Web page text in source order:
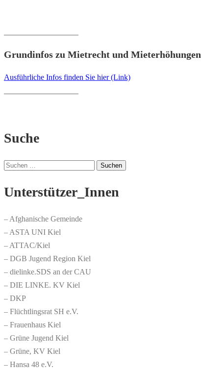
Grundinfos zu Mietrecht und Mieterhöhungen
Ausführliche Infos finden Sie hier (Link)
Suche
Suchen
Unterstützer_Innen
– Afghanische Gemeinde
– ASTA UNI Kiel
– ATTAC/Kiel
– DGB Jugend Region Kiel
– dielinke.SDS an der CAU
– DIE LINKE. KV Kiel
– DKP
– Flüchtlingsrat SH e.V.
– Frauenhaus Kiel
– Grüne Jugend Kiel
– Grüne, KV Kiel
– Hansa 48 e.V.